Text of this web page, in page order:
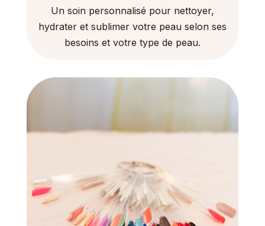
Un soin personnalisé pour nettoyer,
hydrater et sublimer votre peau selon ses
besoins et votre type de peau.